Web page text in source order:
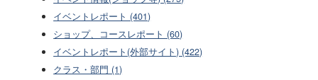
イベントレポート (401)
ショップ、コースレポート (60)
イベントレポート(外部サイト) (422)
クラス・部門 (1)